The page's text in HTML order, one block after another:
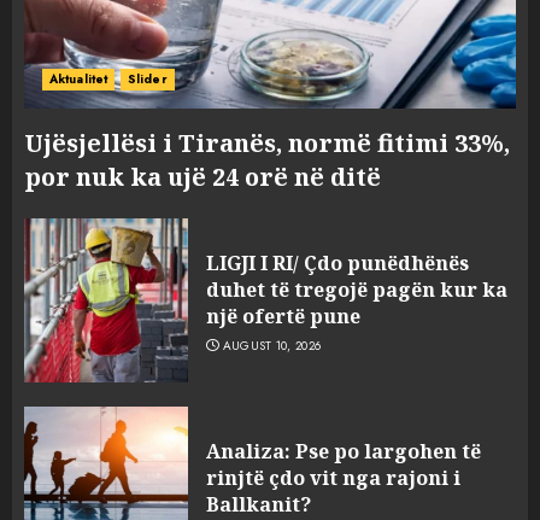
Aktualitet Slider
Ujësjellësi i Tiranës, normë fitimi 33%,
por nuk ka ujë 24 orë në ditë
LIGJI I RI/ Çdo punëdhënës
duhet të tregojë pagën kur ka
një ofertë pune
AUGUST 10, 2026
Analiza: Pse po largohen të
rinjtë çdo vit nga rajoni i
Ballkanit?